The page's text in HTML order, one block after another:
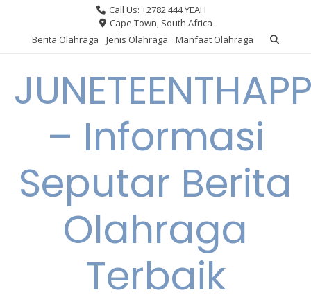
content
Call Us: +2782 444 YEAH
Cape Town, South Africa
Berita Olahraga
Jenis Olahraga Manfaat Olahraga
– Informasi
Seputar Berita
Olahraga
Terbaik